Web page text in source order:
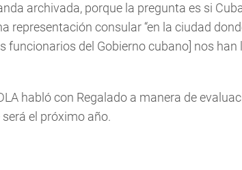
archivada, porque la pregunta es si
representación consular “en la ciudad
funcionarios del Gobierno cubano] nos han
habló con Regalado a manera de
el próximo año.